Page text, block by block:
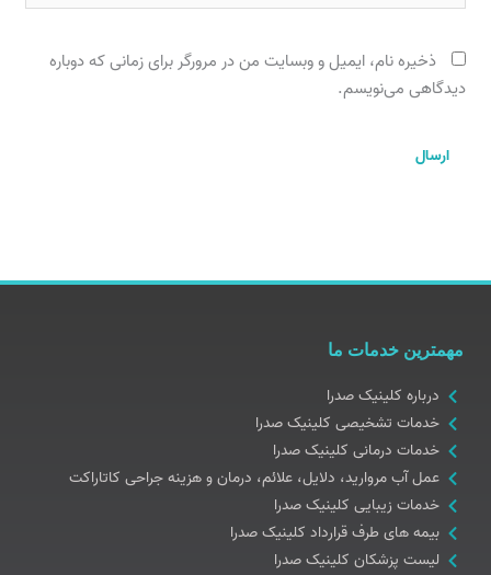
ذخیره نام، ایمیل و وبسایت من در مرورگر برای زمانی که دوباره
دیدگاهی می‌نویسم.
مهمترین خدمات ما
درباره کلینیک صدرا
خدمات تشخیصی کلینیک صدرا
خدمات درمانی کلینیک صدرا
عمل آب مروارید، دلایل، علائم، درمان و هزینه جراحی کاتاراکت
خدمات زیبایی کلینیک صدرا
بیمه های طرف قرارداد کلینیک صدرا
لیست پزشکان کلینیک صدرا